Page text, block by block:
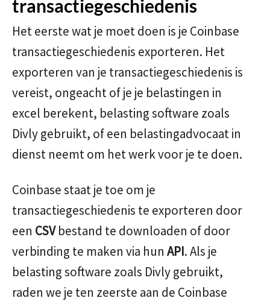
transactiegeschiedenis
Het eerste wat je moet doen is je Coinbase
transactiegeschiedenis exporteren. Het
exporteren van je transactiegeschiedenis is
vereist, ongeacht of je je belastingen in
excel berekent, belasting software zoals
Divly gebruikt, of een belastingadvocaat in
dienst neemt om het werk voor je te doen.
Coinbase staat je toe om je
transactiegeschiedenis te exporteren door
een CSVbestand te downloaden of door
verbinding te maken via hun API. Als je
belasting software zoals Divly gebruikt,
raden we je ten zeerste aan de Coinbase